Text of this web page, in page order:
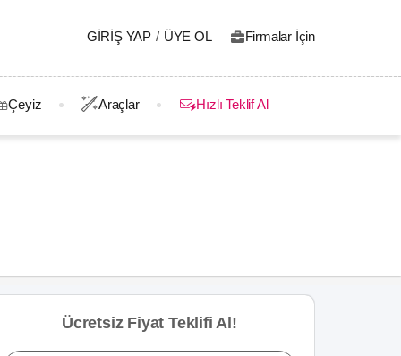
GIRIŞ YAP / ÜYE OL Firmalar İçin
Çeyiz Araçlar Hızlı Teklif Al
Ücretsiz Fiyat Teklifi Al!